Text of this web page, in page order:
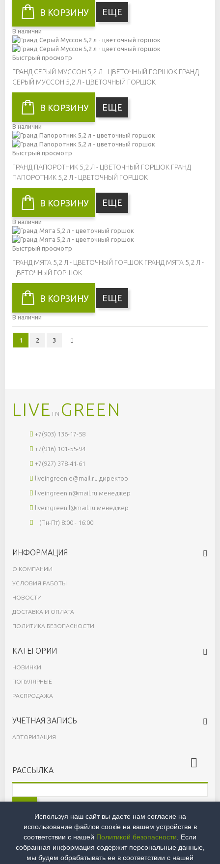
В КОРЗИНУ ЕЩЕ
В наличии
Быстрый просмотр
ГРАНД СЕРЫЙ МУССОН 5,2 Л - ЦВЕТОЧНЫЙ ГОРШОК ГРАНД
СЕРЫЙ МУССОН 5,2 Л - ЦВЕТОЧНЫЙ ГОРШОК
В КОРЗИНУ ЕЩЕ
В наличии
Быстрый просмотр
ГРАНД ПАПОРОТНИК 5,2 Л - ЦВЕТОЧНЫЙ ГОРШОК ГРАНД
ПАПОРОТНИК 5,2 Л - ЦВЕТОЧНЫЙ ГОРШОК
В КОРЗИНУ ЕЩЕ
В наличии
Быстрый просмотр
ГРАНД МЯТА 5,2 Л - ЦВЕТОЧНЫЙ ГОРШОК ГРАНД МЯТА 5,2 Л -
ЦВЕТОЧНЫЙ ГОРШОК
В КОРЗИНУ ЕЩЕ
В наличии
1 2 3
LIVE IN GREEN
+7(903) 136-17-58
+7(916) 101-55-94
+7(927) 378-41-61
liveingreen.e@mail.ru директор
liveingreen.n@mail.ru менеджер
liveingreen.l@mail.ru менеджер
(Пн-Пт) 8:00 - 16:00
ИНФОРМАЦИЯ
О КОМПАНИИ
УСЛОВИЯ РАБОТЫ
НОВОСТИ
ДОСТАВКА И ОПЛАТА
ПОЛИТИКА БЕЗОПАСНОСТИ
© 2026 ОБЩЕСТВО С ОГРАНИЧЕННОЙ ОТВЕТСТВЕННОСТЬЮ ЛИВИНГРИН /
КАТЕГОРИИ
НОВИНКИ
ПОПУЛЯРНЫЕ
РАСПРОДАЖА
УЧЕТНАЯ ЗАПИСЬ
АВТОРИЗАЦИЯ
РАССЫЛКА
Политику конфидециальности
Используя наш сайт вы даете нам согласие на
использование файлов сoокіе на вашем устройстве в
соответствии с нашей Политикой безопасности . Если
собранная информация содержит персональные данные,
мы будем обрабатывать ее в соответствии с нашей